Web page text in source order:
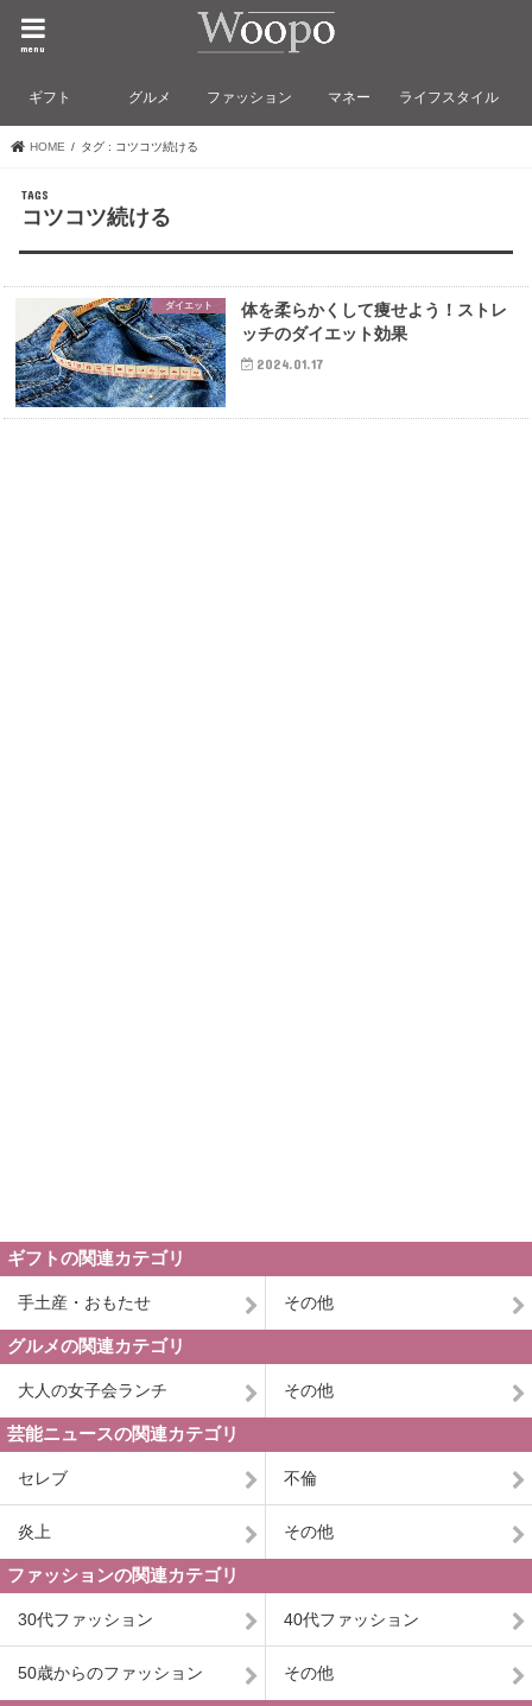
menu
ギフト グルメ ファッション マネー ライフスタイル
HOME タグ : コツコツ続ける
コツコツ続ける
ダイエット
体を柔らかくして痩せよう！ストレ
ッチのダイエット効果
2024.01.17
ギフトの関連カテゴリ
手土産・おもたせ その他
グルメの関連カテゴリ
大人の女子会ランチ その他
芸能ニュースの関連カテゴリ
セレブ 不倫
炎上 その他
ファッションの関連カテゴリ
30代ファッション 40代ファッション
50歳からのファッション その他